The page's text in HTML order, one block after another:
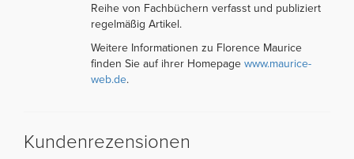
Reihe von Fachbüchern verfasst und publiziert
regelmäßig Artikel.
Weitere Informationen zu Florence Maurice
finden Sie auf ihrer Homepage www.maurice-
web.de.
Kundenrezensionen